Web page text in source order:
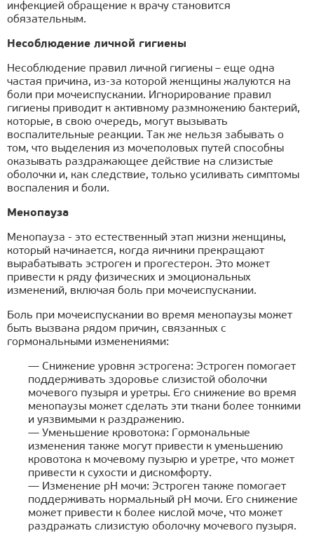
инфекцией обращение к врачу становится
обязательным.
Несоблюдение личной гигиены
Несоблюдение правил личной гигиены – еще одна
частая причина, из-за которой женщины жалуются на
боли при мочеиспускании. Игнорирование правил
гигиены приводит к активному размножению бактерий,
которые, в свою очередь, могут вызывать
воспалительные реакции. Так же нельзя забывать о
том, что выделения из мочеполовых путей способны
оказывать раздражающее действие на слизистые
оболочки и, как следствие, только усиливать симптомы
воспаления и боли.
Менопауза
Менопауза - это естественный этап жизни женщины,
который начинается, когда яичники прекращают
вырабатывать эстроген и прогестерон. Это может
привести к ряду физических и эмоциональных
изменений, включая боль при мочеиспускании.
Боль при мочеиспускании во время менопаузы может
быть вызвана рядом причин, связанных с
гормональными изменениями:
— Снижение уровня эстрогена: Эстроген помогает
поддерживать здоровье слизистой оболочки
мочевого пузыря и уретры. Его снижение во время
менопаузы может сделать эти ткани более тонкими
и уязвимыми к раздражению.
— Уменьшение кровотока: Гормональные
изменения также могут привести к уменьшению
кровотока к мочевому пузырю и уретре, что может
привести к сухости и дискомфорту.
— Изменение pH мочи: Эстроген также помогает
поддерживать нормальный pH мочи. Его снижение
может привести к более кислой моче, что может
раздражать слизистую оболочку мочевого пузыря.